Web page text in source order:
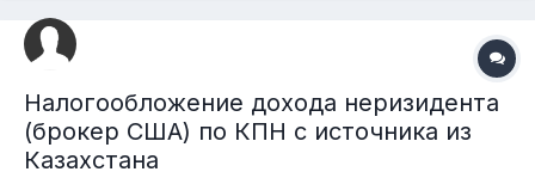
Налогообложение дохода неризидента
(брокер США) по КПН с источника из
Казахстана